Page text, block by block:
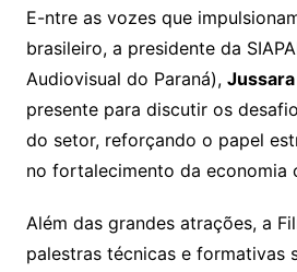
E-ntre as vozes que
brasileiro, a presidente da
Audiovisual do Paraná),
presente para discutir os
do setor, reforçando o papel
no fortalecimento da economia
Além das grandes atrações, a
palestras técnicas e formativas